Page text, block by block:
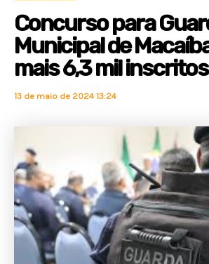
Concurso para
Municipal de
mais 6,3 mil inscritos
13 de maio de 2024 13:24